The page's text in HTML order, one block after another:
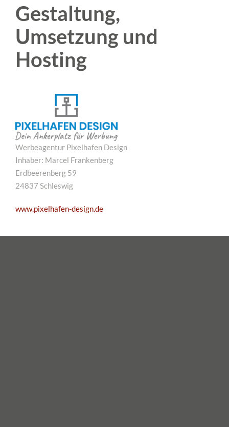
Gestaltung,
Umsetzung und
Hosting
Werbeagentur Pixelhafen Design
Inhaber: Marcel Frankenberg
Erdbeerenberg 59
24837 Schleswig
www.pixelhafen-design.de